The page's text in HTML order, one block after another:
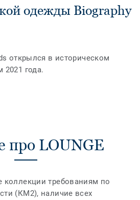
одежды Biography
открылся в историческом
2021 года.
про LOUNGE
коллекции требованиям по
(КМ2), наличие всех